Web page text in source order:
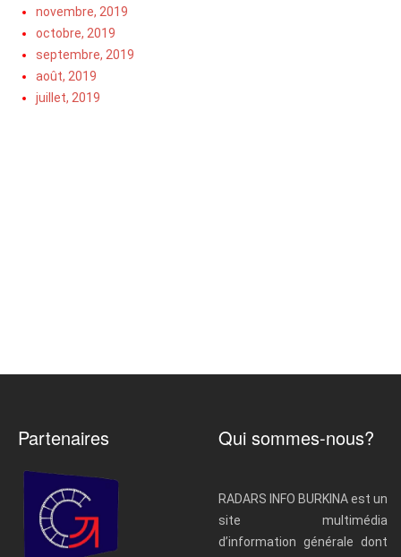
novembre, 2019
octobre, 2019
septembre, 2019
août, 2019
juillet, 2019
Partenaires Qui sommes-nous?
RADARS INFO BURKINA est un
site multimédia
d’information générale dont